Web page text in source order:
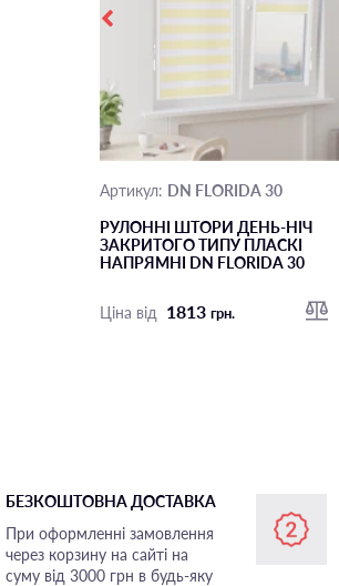
Артикул: DN FLORIDA 30
РУЛОННІ ШТОРИ ДЕНЬ-НІЧ
ЗАКРИТОГО ТИПУ ПЛАСКI
НАПРЯМНI DN FLORIDA 30
Ціна від 1813 грн.
БЕЗКОШТОВНА ДОСТАВКА
При оформленні замовлення
через корзину на сайті на
суму від 3000 грн в будь-яку